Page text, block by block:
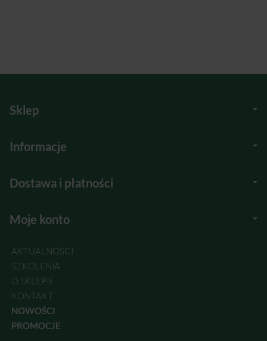
Sklep
Informacje
Dostawa i płatności
Moje konto
AKTUALNOŚCI
SZKOLENIA
O SKLEPIE
KONTAKT
NOWOŚCI
PROMOCJE